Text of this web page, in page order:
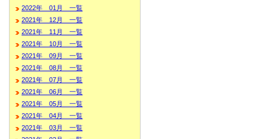
2022年 01月 一覧
2021年 12月 一覧
2021年 11月 一覧
2021年 10月 一覧
2021年 09月 一覧
2021年 08月 一覧
2021年 07月 一覧
2021年 06月 一覧
2021年 05月 一覧
2021年 04月 一覧
2021年 03月 一覧